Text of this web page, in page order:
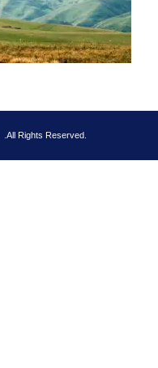
.All Rights Reserved.